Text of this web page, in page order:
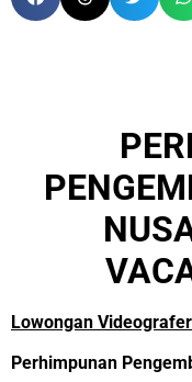
Lowongan
Perhimpunan